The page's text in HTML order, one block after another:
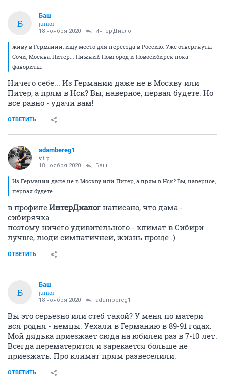
Б
Баш
junior
18 ноября 2020 ИнтерДиалог
живу в Германии, ищу место для переезда в Россию. Уже отвергнуты
Сочи, Москва, Питер... Нижний Новгород и Новосибирск пока
фавориты.
Ничего себе... Из Германии даже не в Москву или
Питер, а прям в Нск? Вы, наверное, первая будете. Но
все равно - удачи вам!
ОТВЕТИТЬ
adambereg1
v.i.p.
18 ноября 2020 Баш
Из Германии даже не в Москву или Питер, а прям в Нск? Вы, наверное,
первая будете
в профиле ИнтерДиалог написано, что дама -
сибирячка
поэтому ничего удивительного - климат в Сибири
лучше, люди симпатичней, жизнь проще .)
ОТВЕТИТЬ
Б
Баш
junior
18 ноября 2020 adambereg1
Вы это серьезно или стеб такой? У меня по матери
вся родня - немцы. Уехали в Германию в 89-91 годах.
Мой дядька приезжает сюда на юбилеи раз в 7-10 лет.
Всегда перематерится и зарекается больше не
приезжать. Про климат прям развеселили.
ОТВЕТИТЬ